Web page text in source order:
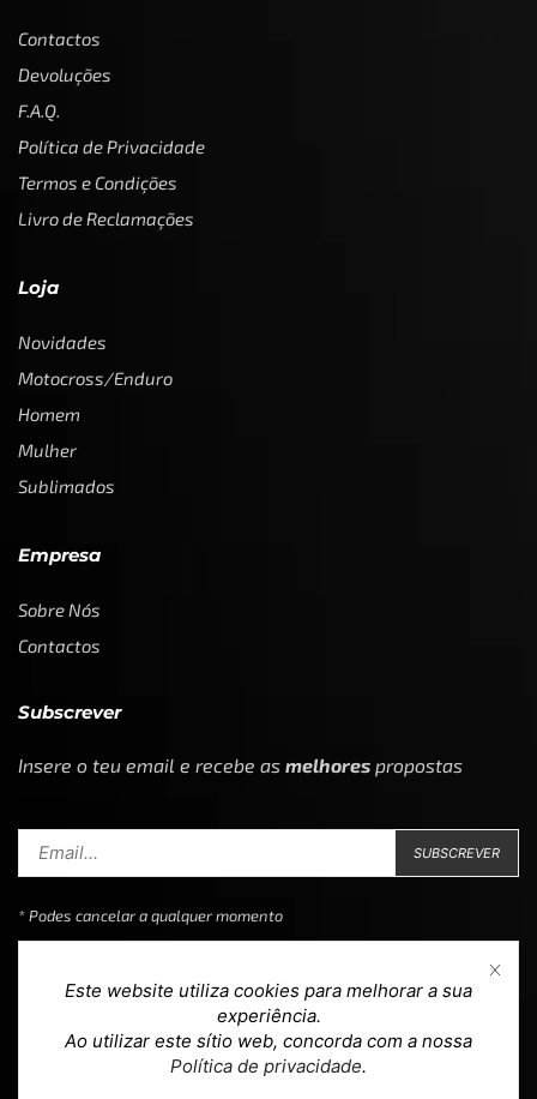
Contactos
Devoluções
F.A.Q.
Política de Privacidade
Termos e Condições
Livro de Reclamações
Loja
Novidades
Motocross/Enduro
Homem
Mulher
Sublimados
Empresa
Sobre Nós
Contactos
Subscrever
Insere o teu email e recebe as melhores propostas
* Podes cancelar a qualquer momento
Copyright © 2023Loja 39. Todos os direitos reservados.
Este website utiliza cookies para melhorar a sua
experiência.
Ao utilizar este sítio web, concorda com a nossa
Política de privacidade.